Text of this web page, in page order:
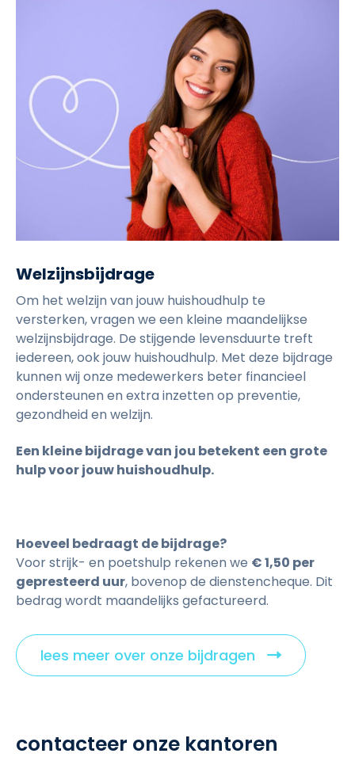
Welzijnsbijdrage
Om het welzijn van jouw huishoudhulp te
versterken, vragen we een kleine maandelijkse
welzijnsbijdrage. De stijgende levensduurte treft
iedereen, ook jouw huishoudhulp. Met deze bijdrage
kunnen wij onze medewerkers beter financieel
ondersteunen en extra inzetten op preventie,
gezondheid en welzijn.
Een kleine bijdrage van jou betekent een grote
hulp voor jouw huishoudhulp.
Hoeveel bedraagt de bijdrage?
Voor strijk- en poetshulp rekenen we € 1,50 per
gepresteerd uur, bovenop de dienstencheque. Dit
bedrag wordt maandelijks gefactureerd.
lees meer over onze bijdragen
l
contacteer onze kantoren